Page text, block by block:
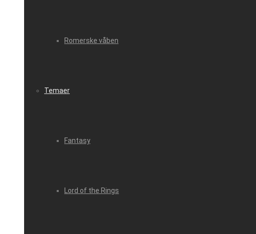
Romerske våben
Temaer
Fantasy
Lord of the Rings